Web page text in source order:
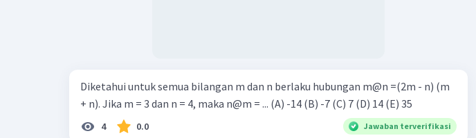
Diketahui untuk semua bilangan m dan n berlaku hubungan m@n =(2m - n) (m
+ n). Jika m = 3 dan n = 4, maka n@m = ... (A) -14 (B) -7 (C) 7 (D) 14 (E) 35
4 0.0 Jawaban terverifikasi